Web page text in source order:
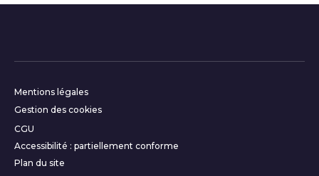
Informations
Mentions légales
Gestion des cookies
CGU
Accessibilité : partiellement conforme
Plan du site